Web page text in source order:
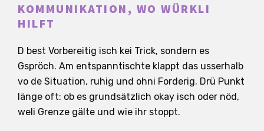
KOMMUNIKATION, WO WÜRKLI
HILFT
D best Vorbereitig isch kei Trick, sondern es
Gspröch. Am entspanntischte klappt das usserhalb
vo de Situation, ruhig und ohni Forderig. Drü Punkt
länge oft: ob es grundsätzlich okay isch oder nöd,
weli Grenze gälte und wie ihr stoppt.